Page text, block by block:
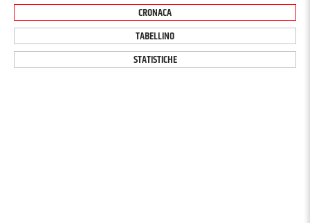
CRONACA
TABELLINO
STATISTICHE